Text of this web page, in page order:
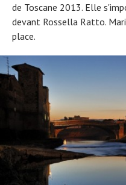
de Toscane 2013. Elle
devant Rossella Ratto.
place.